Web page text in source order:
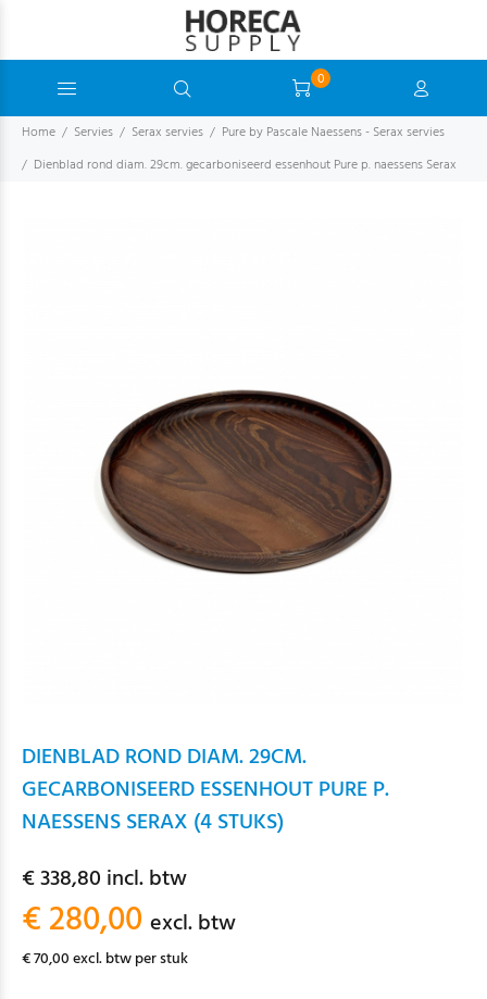
0
Home Servies Serax servies
Pure by Pascale Naessens - Serax servies
Dienblad rond diam. 29cm. gecarboniseerd essenhout Pure p. naessens Serax
DIENBLAD ROND DIAM. 29CM.
GECARBONISEERD ESSENHOUT PURE P.
NAESSENS SERAX (4 STUKS)
€ 338,80 incl. btw
€ 280,00 excl. btw
€ 70,00 excl. btw per stuk